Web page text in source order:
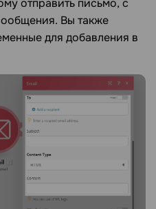
отправить письмо, с
Вы также
для добавления в